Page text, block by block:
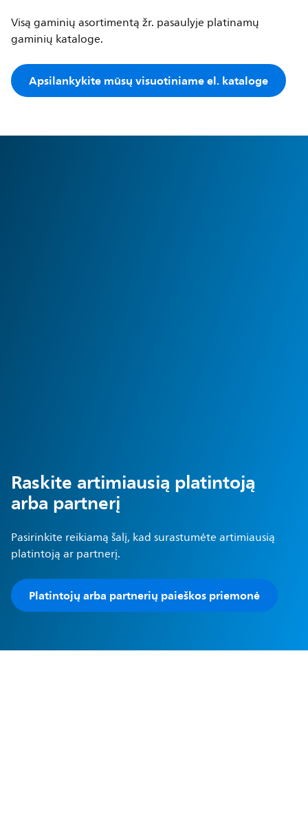
Visą gaminių asortimentą žr. pasaulyje platinamų
gaminių kataloge.
Apsilankykite mūsų visuotiniame el. kataloge
Raskite artimiausią platintoją
arba partnerį
Pasirinkite reikiamą šalį, kad surastumėte artimiausią
platintoją ar partnerį.
Platintojų arba partnerių paieškos priemonė